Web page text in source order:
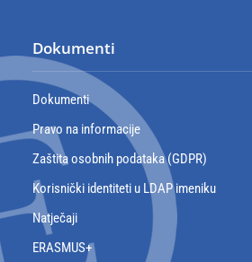
Dokumenti
Dokumenti
Pravo na informacije
Zaštita osobnih podataka (GDPR)
Korisnički identiteti u LDAP imeniku
Natječaji
ERASMUS+